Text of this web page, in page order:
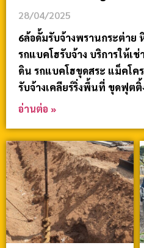
28/04/2025
6ล้อดั้มรับจ้างพรานกระต่าย
รถแบคโฮรับจ้าง บริการให้เ
ดิน รถแบคโฮขุดสระ แม็คโค
รับจ้างเคลียร์ริ่งพื้นที่ ขุดฟุตติ้
อ่านต่อ »